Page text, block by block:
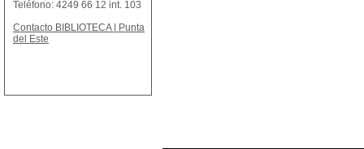
Teléfono: 4249 66 12 int. 103
Contacto BIBLIOTECA | Punta
del Este